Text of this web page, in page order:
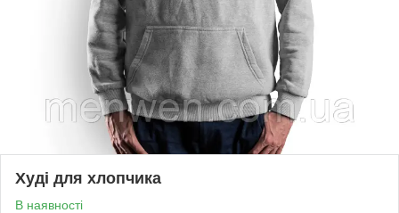
Худі для хлопчика
В наявності